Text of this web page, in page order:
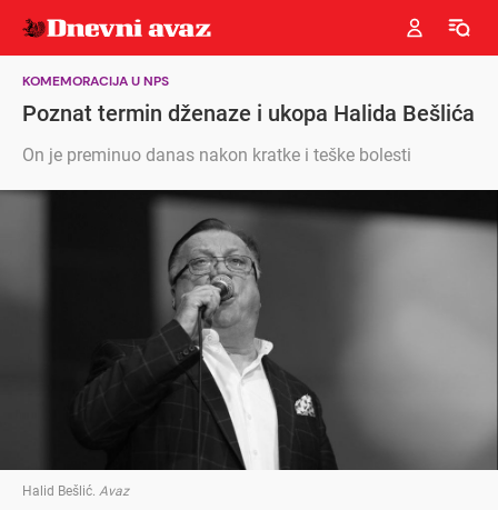
KOMEMORACIJA U NPS
Poznat termin dženaze i ukopa Halida Bešlića
On je preminuo danas nakon kratke i teške bolesti
Halid Bešlić Avaz